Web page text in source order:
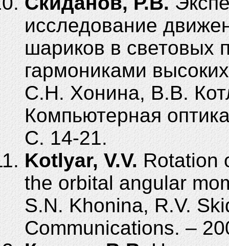
исследование
шариков в световых
гармониками
С.Н. Хонина, В.В.
Компьютерная
С. 14-21.
Kotlyar, V.V.Rotation
the orbital angular
S.N. Khonina, R.V.
Communications. –